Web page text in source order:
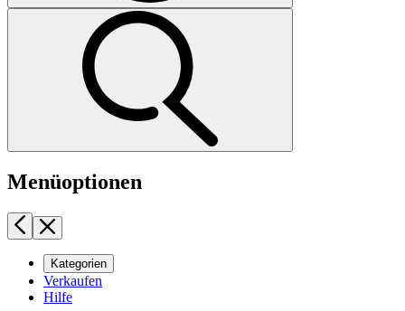
Menüoptionen
Kategorien
Verkaufen
Hilfe